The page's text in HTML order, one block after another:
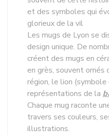
et des symboles qui
glorieux de la vil
Les mugs de Lyon se
design unique. De
créent des mugs en
en grès, souvent
région, le lion
représentations de la
Chaque mug raconte
travers ses couleurs,
illustrations.